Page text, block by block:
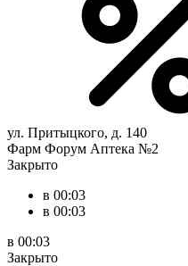
ул. Притыцкого, д. 140
Фарм Форум Аптека №2
Закрыто
в 00:03
в 00:03
в 00:03
Закрыто